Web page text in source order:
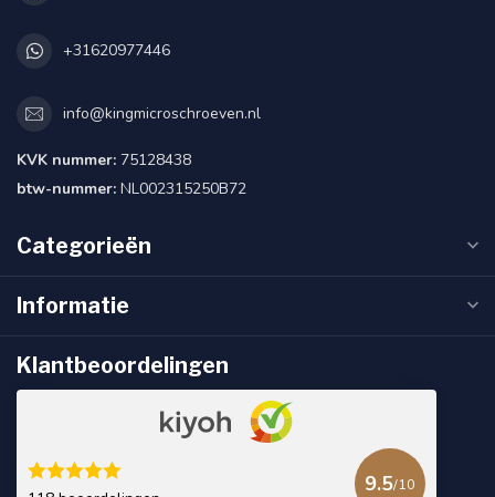
+31620977446
info@kingmicroschroeven.nl
KVK nummer: 75128438
btw-nummer: NL002315250B72
Categorieën
Informatie
Klantbeoordelingen
9.5/10